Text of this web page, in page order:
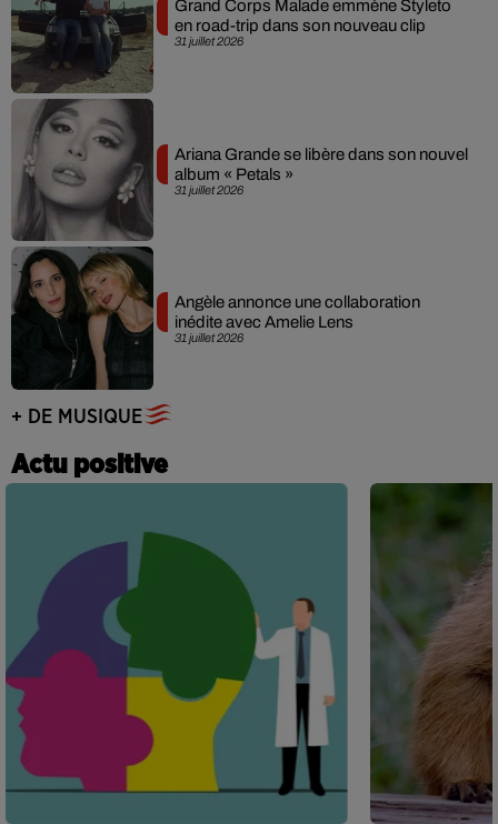
31 juillet 2026
Grand Corps Malade emmène Styleto
en road-trip dans son nouveau clip
31 juillet 2026
Ariana Grande se libère dans son nouvel
album « Petals »
31 juillet 2026
Angèle annonce une collaboration
inédite avec Amelie Lens
+ DE MUSIQUE
Actu positive